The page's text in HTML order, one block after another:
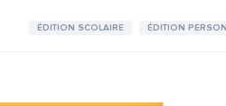
ÉDITION SCOLAIRE ÉDITION